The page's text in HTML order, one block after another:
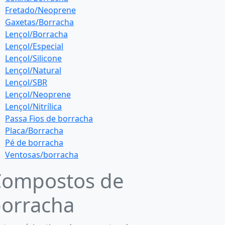
Fretado/Neoprene
Gaxetas/Borracha
Lençol/Borracha
Lençol/Especial
Lençol/Silicone
Lençol/Natural
Lençol/SBR
Lençol/Neoprene
Lençol/Nitrílica
Passa Fios de borracha
Placa/Borracha
Pé de borracha
Ventosas/borracha
de